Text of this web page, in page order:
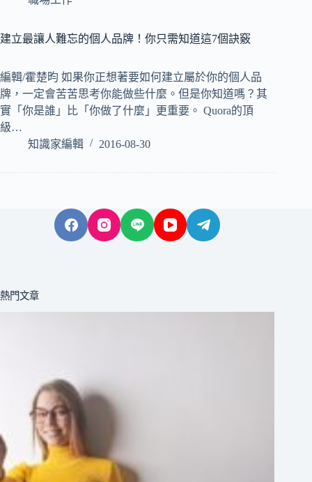
建立最讓人難忘的個人品牌！你只需知道這7個訣竅
編輯/霍楚昀 如果你正想著要如何建立屬於你的個人品
牌，一定會苦苦思考你能做些什麼。但是你知道嗎？其
實「你是誰」比「你做了什麼」更重要。 Quora的頂
級…
知識家編輯
2016-08-30
熱門文章